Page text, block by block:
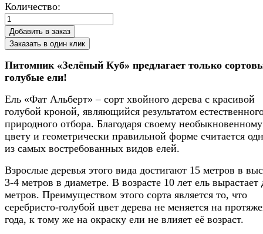
Количество:
Заказать в один клик
Питомник «Зелёный Куб» предлагает только
голубые ели!
Ель «Фат Альберт» – сорт хвойного дерева с красивой
голубой кроной, являющийся результатом
природного отбора. Благодаря своему необыкновенному
цвету и геометрически правильной форме считается
из самых востребованных видов елей.
Взрослые деревья этого вида достигают 15 метров в
3-4 метров в диаметре. В возрасте 10 лет ель вырастает
метров. Преимуществом этого сорта является то, что
серебристо-голубой цвет дерева не меняется на
года, к тому же на окраску ели не влияет её возраст.